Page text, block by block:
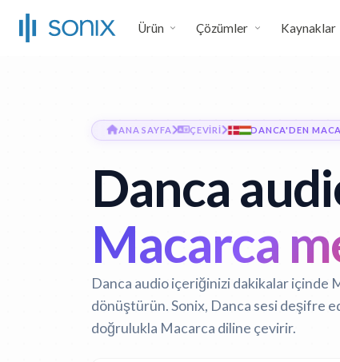
Ürün Çözümler Kaynaklar
ANA SAYFA ÇEVIRI DANCA'DEN
Danca
Macarca
Danca audio içeriğinizi dakikalar içinde
dönüştürün. Sonix, Danca sesi deşifre
doğrulukla Macarca diline çevirir.